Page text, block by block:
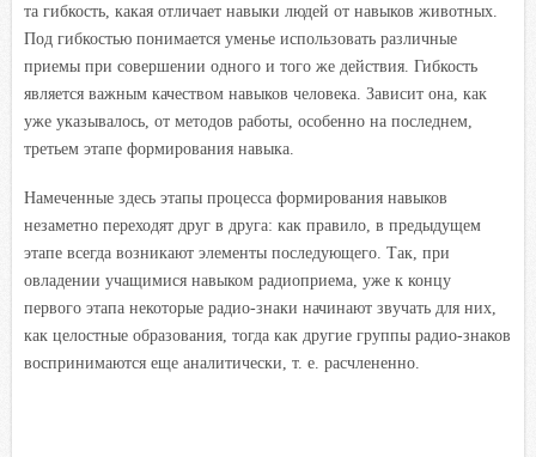
та гибкость, какая отличает навыки людей от навыков животных.
Под гибкостью понимается уменье использовать различные
приемы при совершении одного и того же действия. Гибкость
является важным качеством навыков человека. Зависит она, как
уже указывалось, от методов работы, особенно на последнем,
третьем этапе формирования навыка.
Намеченные здесь этапы процесса формирования навыков
незаметно переходят друг в друга: как правило, в предыдущем
этапе всегда возникают элементы последующего. Так, при
овладении учащимися навыком радиоприема, уже к концу
первого этапа некоторые радио-знаки начинают звучать для них,
как целостные образования, тогда как другие группы радио-знаков
воспринимаются еще аналитически, т. е. расчлененно.